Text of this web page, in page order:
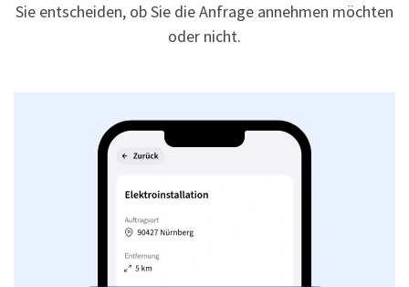
Sie entscheiden, ob Sie die Anfrage annehmen möchten
oder nicht.